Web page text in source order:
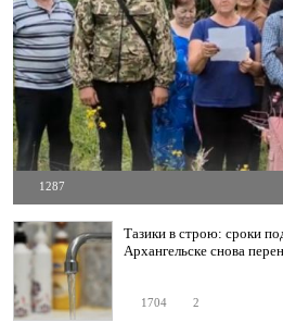
1287
Тазики в строю: сроки
Архангельске снова
1704 2